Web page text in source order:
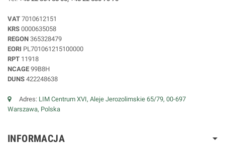
VAT 7010612151
KRS 0000635058
REGON 365328479
EORI PL701061215100000
RPT 11918
NCAGE 99B8H
DUNS 422248638
Adres: LIM Centrum XVI, Aleje Jerozolimskie 65/79, 00-697
Warszawa, Polska
INFORMACJA